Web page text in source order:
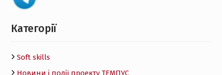
Категорії
Soft skills
Новини і події проекту ТЕМПУС